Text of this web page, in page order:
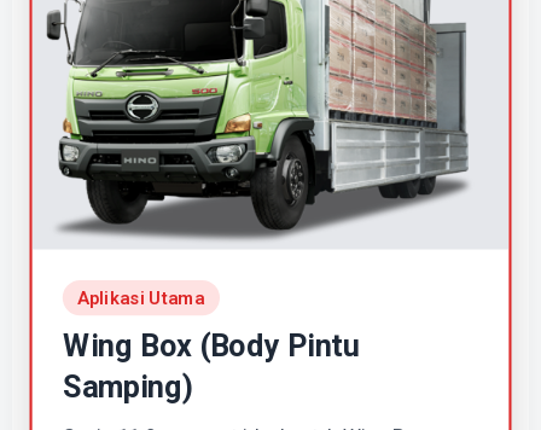
Aplikasi Utama
Wing Box (Body Pintu
Samping)